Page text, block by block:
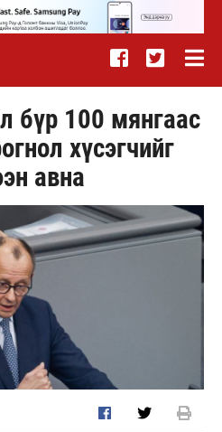
бүр 100 мянгаас
хүсэгчийг
авна